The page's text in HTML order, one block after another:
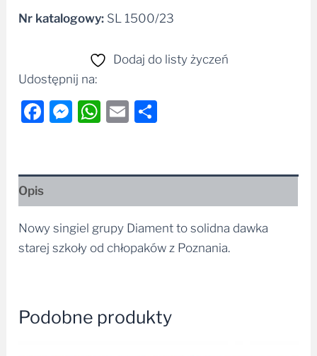
Alternative:
Nr katalogowy: SL 1500/23
Dodaj do listy życzeń
Udostępnij na:
Facebook
Messenger
WhatsApp
Email
Opis
Nowy singiel grupy Diament to solidna dawka
starej szkoły od chłopaków z Poznania.
Podobne produkty